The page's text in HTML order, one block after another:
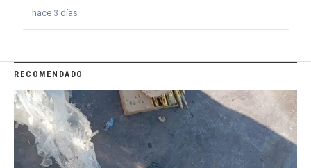
hace 3 días
RECOMENDADO